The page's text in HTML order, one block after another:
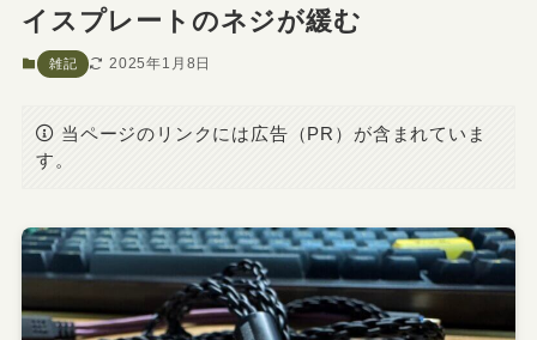
イスプレートのネジが緩む
雑記 2025年1月8日
当ページのリンクには広告（PR）が含まれていま
す。